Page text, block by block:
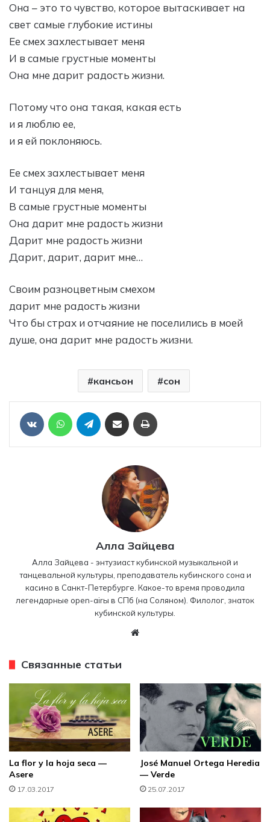
Она – это то чувство, которое вытаскивает на
свет самые глубокие истины
Ее смех захлестывает меня
И в самые грустные моменты
Она мне дарит радость жизни.
Потому что она такая, какая есть
и я люблю ее,
и я ей поклоняюсь.
Ее смех захлестывает меня
И танцуя для меня,
В самые грустные моменты
Она дарит мне радость жизни
Дарит мне радость жизни
Дарит, дарит, дарит мне…
Своим разноцветным смехом
дарит мне радость жизни
Что бы страх и отчаяние не поселились в моей
душе, она дарит мне радость жизни.
кансьон сон
VKontakte WhatsApp Telegram
Алла Зайцева
Алла Зайцева - энтузиаст кубинской музыкальной и
танцевальной культуры, преподаватель кубинского сона и
касино в Санкт-Петербурге. Какое-то время проводила
легендарные open-airы в СПб (на Соляном). Филолог, знаток
кубинской культуры.
Связанные статьи
La flor y la hoja seca —
Asere
17.03.2017
José Manuel Ortega Heredia
— Verde
25.07.2017